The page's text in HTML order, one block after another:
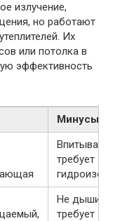
излучение,
но работают
Их
или потолка в
эффективность
Минусы
Впитывает
требует
Не дышит,
требует